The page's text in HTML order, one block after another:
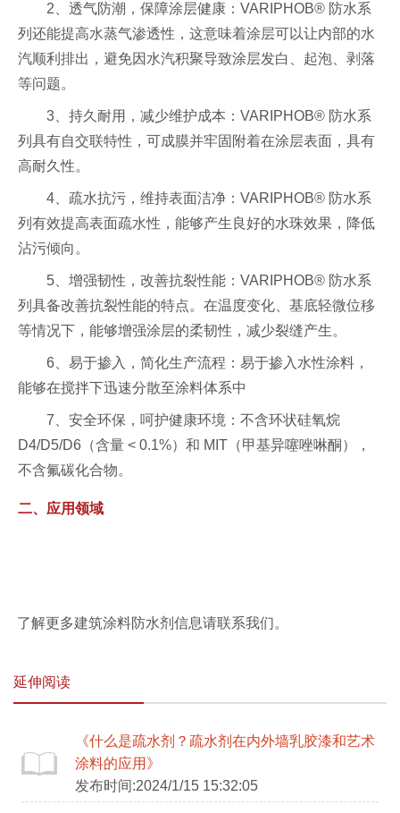
2、透气防潮，保障涂层健康： VARIPHOB® 防水系
列还能提高水蒸气渗透性，这意味着涂层可以让内部的水
汽顺利排出，避免因水汽积聚导致涂层发白、起泡、剥落
等问题。
3、持久耐用，减少维护成本： VARIPHOB® 防水系
列具有自交联特性，可成膜并牢固附着在涂层表面，具有
高耐久性。
4、疏水抗污，维持表面洁净： VARIPHOB® 防水系
列有效提高表面疏水性，能够产生良好的水珠效果，降低
沾污倾向。
5、增强韧性，改善抗裂性能： VARIPHOB® 防水系
列具备改善抗裂性能的特点。在温度变化、基底轻微位移
等情况下，能够增强涂层的柔韧性，减少裂缝产生。
6、易于掺入，简化生产流程： 易于掺入水性涂料，
能够在搅拌下迅速分散至涂料体系中
7、安全环保，呵护健康环境： 不含环状硅氧烷
D4/D5/D6（含量 < 0.1%）和 MIT（甲基异噻唑啉酮），
不含氟碳化合物。
二、应用领域
了解更多建筑涂料防水剂信息请联系我们。
延伸阅读
《什么是疏水剂？疏水剂在内外墙乳胶漆和艺术
涂料的应用》
发布时间:2024/1/15 15:32:05